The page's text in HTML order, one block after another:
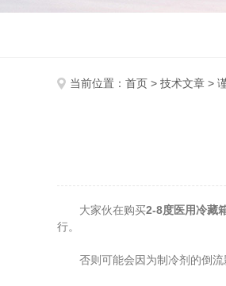
当前位置： 首页 > 技术文章 >
大家伙在购买2-8度医用冷藏
行。
否则可能会因为制冷剂的倒流